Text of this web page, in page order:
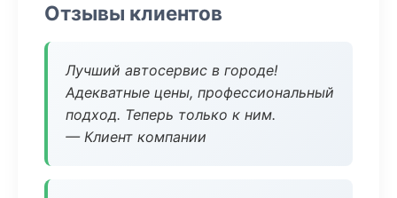
Отзывы клиентов
Лучший автосервис в городе!
Адекватные цены, профессиональный
подход. Теперь только к ним.
— Клиент компании